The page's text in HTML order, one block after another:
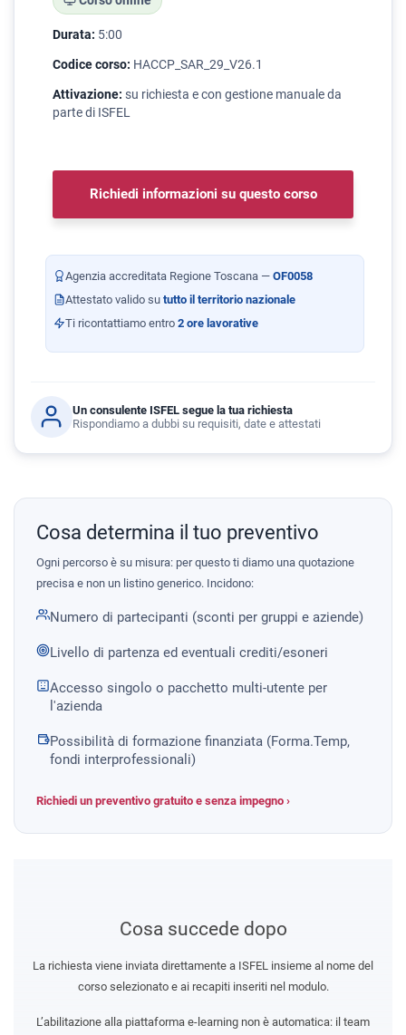
Durata: 5:00
Codice corso: HACCP_SAR_29_V26.1
Attivazione: su richiesta e con gestione manuale da
parte di ISFEL
Richiedi informazioni su questo corso
Agenzia accreditata Regione Toscana — OF0058
Attestato valido su tutto il territorio nazionale
Ti ricontattiamo entro 2 ore lavorative
Un consulente ISFEL segue la tua richiesta
Rispondiamo a dubbi su requisiti, date e attestati
Cosa determina il tuo preventivo
Ogni percorso è su misura: per questo ti diamo una quotazione
precisa e non un listino generico. Incidono:
Numero di partecipanti (sconti per gruppi e aziende)
Livello di partenza ed eventuali crediti/esoneri
Accesso singolo o pacchetto multi-utente per
l'azienda
Possibilità di formazione finanziata (Forma.Temp,
fondi interprofessionali)
Richiedi un preventivo gratuito e senza impegno ›
Cosa succede dopo
La richiesta viene inviata direttamente a ISFEL insieme al nome del
corso selezionato e ai recapiti inseriti nel modulo.
L’abilitazione alla piattaforma e-learning non è automatica: il team